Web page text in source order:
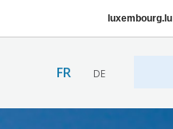
luxembourg.lu
FR DE